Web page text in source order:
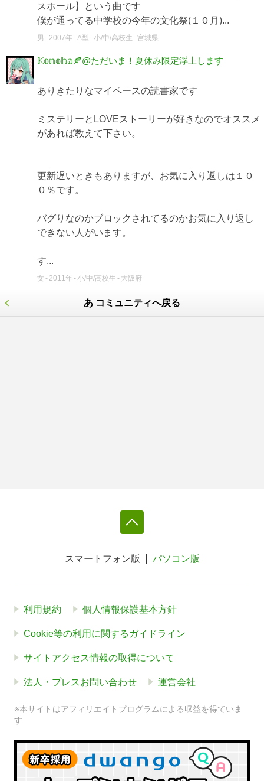
スホール】という曲です
僕が通ってる中学校の今年の文化祭(１０月)...
男 2007年 A型 小/中/高校生 宮城県
𝕂𝕠𝕟𝕠𝕙𝕒🍂@ただいま！夏休み限定浮上します
ありきたりなマイペースの読書家です
ミステリーとLOVEストーリーが好きなのでオススメ
があれば教えて下さい。
更新遅いときもありますが、お気に入り返しは１０
０％です。
バグりなのかブロックされてるのかお気に入り返し
できない人がいます。
す...
女 2011年 小/中/高校生 大阪府
あ コミュニティへ戻る
スマートフォン版 パソコン版
利用規約 個人情報保護基本方針
Cookie等の利用に関するガイドライン
サイトアクセス情報の取得について
法人・プレスお問い合わせ 運営会社
※本サイトはアフィリエイトプログラムによる収益を得ていま
す